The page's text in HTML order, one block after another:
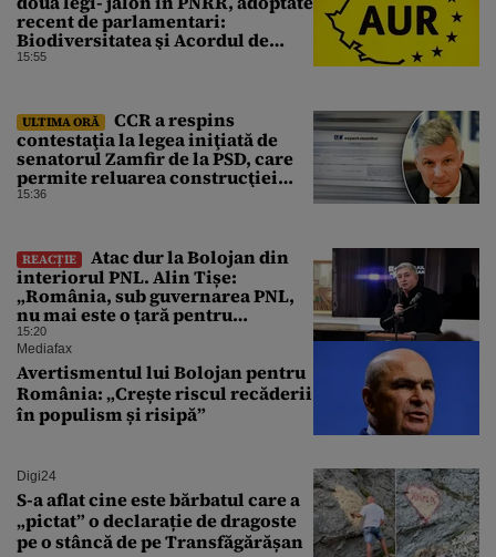
recent de parlamentari:
Biodiversitatea şi Acordul de
împrumut cu BIRD
15:55
ULTIMA ORĂ
CCR a respins
contestaţia la legea iniţiată de
senatorul Zamfir de la PSD, care
permite reluarea construcţiei
hidrocentralelor din zonele
15:36
REACȚIE
Atac dur la Bolojan din
interiorul PNL. Alin Tișe:
„România, sub guvernarea PNL,
nu mai este o țară pentru
investitori”
15:20
Mediafax
Avertismentul lui Bolojan pentru
România: „Crește riscul recăderii
în populism și risipă”
Digi24
S-a aflat cine este bărbatul care a
„pictat” o declarație de dragoste
pe o stâncă de pe Transfăgărășan